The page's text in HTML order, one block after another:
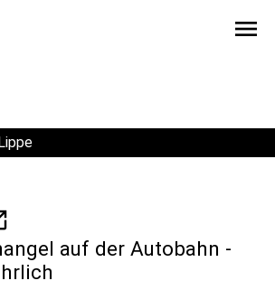
menu
auf der Autobahn -